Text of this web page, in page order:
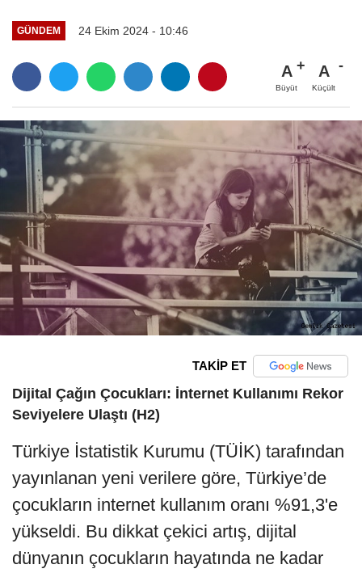
GÜNDEM 24 Ekim 2024 - 10:46
A
Büyüt
A
Küçült
TAKİP ET
Dijital Çağın Çocukları: İnternet Kullanımı Rekor
Seviyelere Ulaştı (H2)
Türkiye İstatistik Kurumu (TÜİK) tarafından
yayınlanan yeni verilere göre, Türkiye’de
çocukların internet kullanım oranı %91,3'e
yükseldi. Bu dikkat çekici artış, dijital
dünyanın çocukların hayatında ne kadar